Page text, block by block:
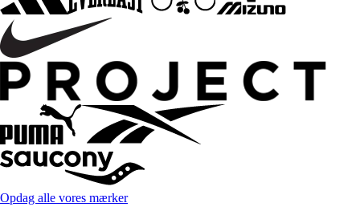
Opdag alle vores mærker